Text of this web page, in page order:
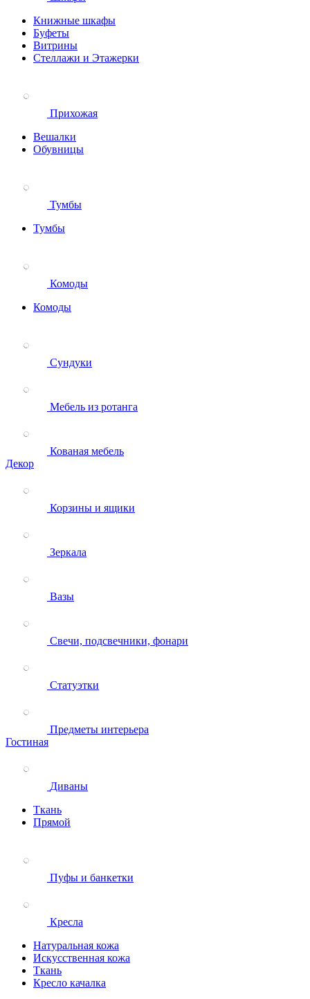
Книжные шкафы
Буфеты
Витрины
Стеллажи и Этажерки
Прихожая
Вешалки
Обувницы
Тумбы
Тумбы
Комоды
Комоды
Сундуки
Мебель из ротанга
Кованая мебель
Декор
Корзины и ящики
Зеркала
Вазы
Свечи, подсвечники, фонари
Статуэтки
Предметы интерьера
Гостиная
Диваны
Ткань
Прямой
Пуфы и банкетки
Кресла
Натуральная кожа
Искусственная кожа
Ткань
Кресло качалка